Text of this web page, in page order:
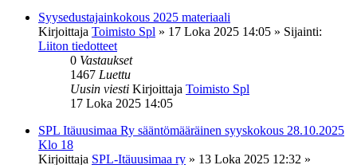
Syysedustajainkokous 2025 materiaali
Kirjoittaja Toimisto Spl » 17 Loka 2025 14:05 » Sijainti:
Liiton tiedotteet
0 Vastaukset
1467 Luettu
Uusin viesti Kirjoittaja Toimisto Spl
17 Loka 2025 14:05
SPL Itäuusimaa Ry sääntömääräinen syyskokous 28.10.2025
Klo 18
Kirjoittaja SPL-Itäuusimaa ry » 13 Loka 2025 12:32 »